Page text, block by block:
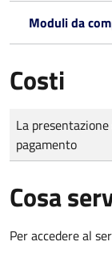
Moduli da
Costi
Tipo di pagamento
Importo
La
pagamento
Cosa
Per accedere al